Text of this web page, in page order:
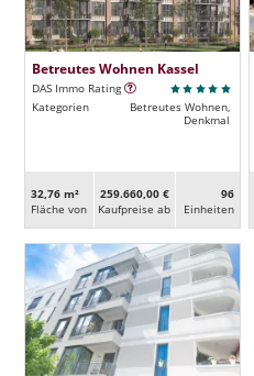
Betreutes Wohnen Kassel
DAS Immo Rating
Kategorien
Betreutes Wohnen,
Denkmal
32,76 m²
Fläche von
259.660,00 €
Kaufpreise ab
96
Ein­heiten